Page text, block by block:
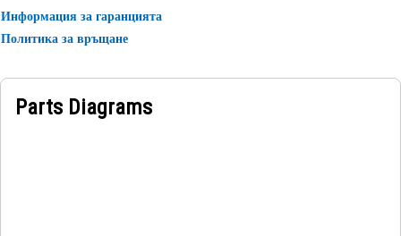
a reliable connection between the shift lever and the
transmission, the connector helps ensure smooth gear
Информация за гаранцията
Политика за връщане
Parts Diagrams